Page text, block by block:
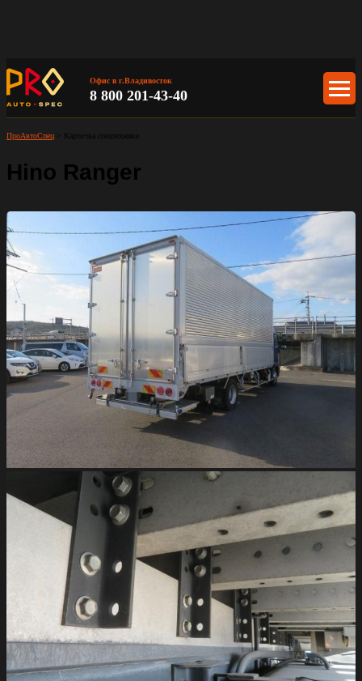
Офис в г.Владивосток
8 800 201-43-40
ПроАвтоСпец Карточка спецтехники
Hino Ranger